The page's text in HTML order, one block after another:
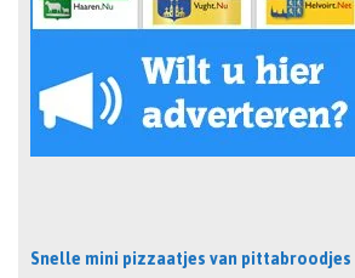
Snelle mini pizzaatjes van pittabroodjes